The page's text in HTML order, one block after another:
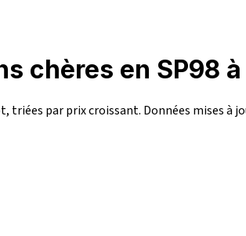
chères en SP98
triées par prix croissant. Données mises à